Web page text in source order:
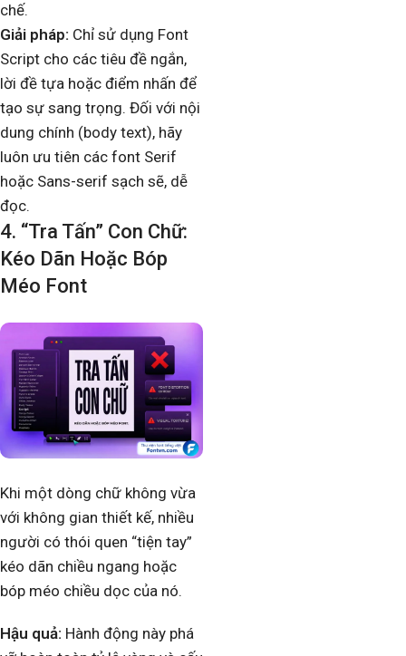
chế.
Giải pháp: Chỉ sử dụng Font
Script cho các tiêu đề ngắn,
lời đề tựa hoặc điểm nhấn để
tạo sự sang trọng. Đối với nội
dung chính (body text), hãy
luôn ưu tiên các font Serif
hoặc Sans-serif sạch sẽ, dễ
đọc.
4. “Tra Tấn” Con Chữ:
Kéo Dãn Hoặc Bóp
Méo Font
Khi một dòng chữ không vừa
với không gian thiết kế, nhiều
người có thói quen “tiện tay”
kéo dãn chiều ngang hoặc
bóp méo chiều dọc của nó.
Hậu quả: Hành động này phá